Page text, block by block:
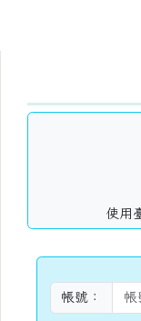
使用
帳號：